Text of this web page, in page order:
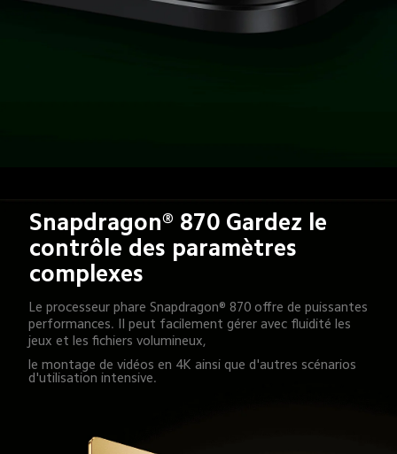
Snapdragon® 870 Gardez le
contrôle des paramètres
complexes
Le processeur phare Snapdragon® 870 offre de puissantes
performances. Il peut facilement gérer avec fluidité les
jeux et les fichiers volumineux,
le montage de vidéos en 4K ainsi que d'autres scénarios
d'utilisation intensive.